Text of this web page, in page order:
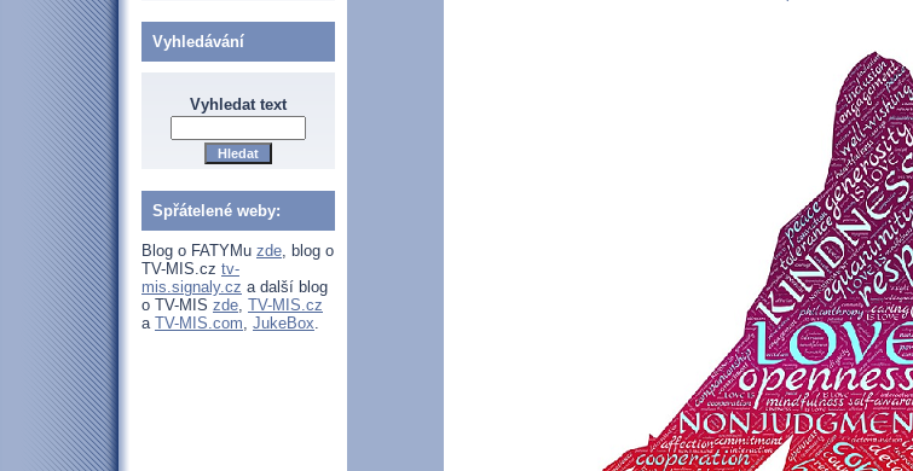
Vyhledávání
Vyhledat text
Spřátelené weby:
Blog o FATYMu zde, blog o
TV-MIS.cz tv-
mis.signaly.cz a další blog
o TV-MIS zde, TV-MIS.cz
a TV-MIS.com, JukeBox.